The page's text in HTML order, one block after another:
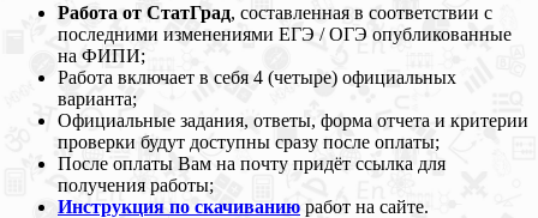
Работа от СтатГрад, составленная в соответствии с
последними изменениями ЕГЭ / ОГЭ опубликованные
на ФИПИ;
Работа включает в себя 4 (четыре) официальных
варианта;
Официальные задания, ответы, форма отчета и критерии
проверки будут доступны сразу после оплаты;
После оплаты Вам на почту придёт ссылка для
получения работы;
Инструкция по скачиванию работ на сайте.